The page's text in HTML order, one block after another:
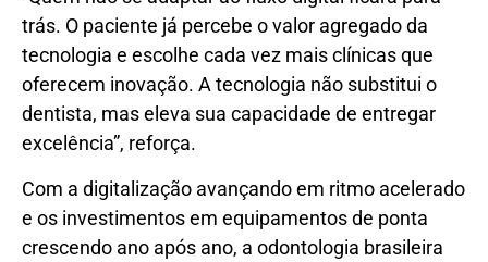
trás. O paciente já percebe o valor agregado da
tecnologia e escolhe cada vez mais clínicas que
oferecem inovação. A tecnologia não substitui o
dentista, mas eleva sua capacidade de entregar
excelência”, reforça.
Com a digitalização avançando em ritmo acelerado
e os investimentos em equipamentos de ponta
crescendo ano após ano, a odontologia brasileira